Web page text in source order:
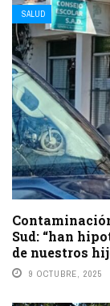
SALUD
Sud: “han
de nuestros
9 OCTUBRE, 2025